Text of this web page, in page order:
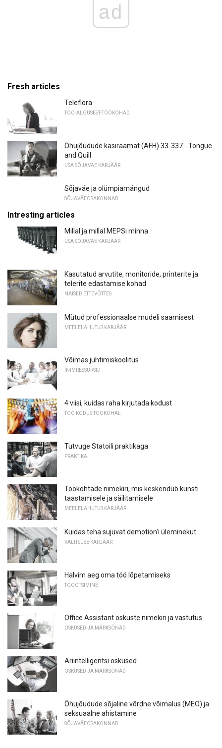
ad
Fresh articles
Teleflora
TÖÖ-ALGUSEST-TÖÖKOHAD
Õhujõudude käsiraamat (AFH) 33-337 - Tongue
and Quill
USA SÕJAVÄE KARJÄÄR
Sõjaväe ja olümpiamängud
SÕJAVÄEOSAKONNAD
Intresting articles
Millal ja millal MEPSi minna
USA SÕJAVÄE KARJÄÄR
Kasutatud arvutite, monitoride, printerite ja
telerite edastamise kohad
NAISED ETTEVÕTTES
Mütud professionaalse mudeli saamisest
MEELELAHUTUS KARJÄÄR
Võimas juhtimiskoolitus
INIMRESSURSID
4 viisi, kuidas raha kirjutada kodust
TÖÖ KODUS TÖÖKOHAL
Tutvuge Statoili praktikaga
PRAKTIKA
Töökohtade nimekiri, mis keskendub kunsti
taastamisele ja säilitamisele
MEELELAHUTUS KARJÄÄR
Kuidas teha sujuvat demotion'i üleminekut
VALITSUSE KARJÄÄR
Halvim aeg oma töö lõpetamiseks
TÖÖOTSIMINE
Office Assistant oskuste nimekiri ja vastutus
OSKUSED JA MÄRKSÕNAD
Äriintelligentsi oskused
OSKUSED JA MÄRKSÕNAD
Õhujõudude sõjaline võrdne võimalus (MEO) ja
seksuaalne ahistamine
SÕJAVÄEOSAKONNAD